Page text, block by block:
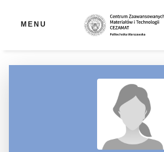
MENU